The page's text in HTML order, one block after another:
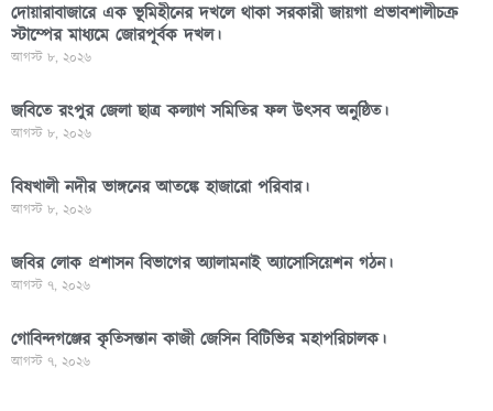
দোয়ারাবাজারে এক ভূমিহীনের দখলে থাকা সরকারী জায়গা প্রভাবশালীচক্র
স্টাম্পের মাধ্যমে জোরপূর্বক দখল।
আগস্ট ৮, ২০২৬
জবিতে রংপুর জেলা ছাত্র কল্যাণ সমিতির ফল উৎসব অনুষ্ঠিত।
আগস্ট ৮, ২০২৬
বিষখালী নদীর ভাঙ্গনের আতঙ্কে হাজারো পরিবার।
আগস্ট ৮, ২০২৬
জবির লোক প্রশাসন বিভাগের অ্যালামনাই অ্যাসোসিয়েশন গঠন।
আগস্ট ৭, ২০২৬
গোবিন্দগঞ্জের কৃতিসন্তান কাজী জেসিন বিটিভির মহাপরিচালক।
আগস্ট ৭, ২০২৬